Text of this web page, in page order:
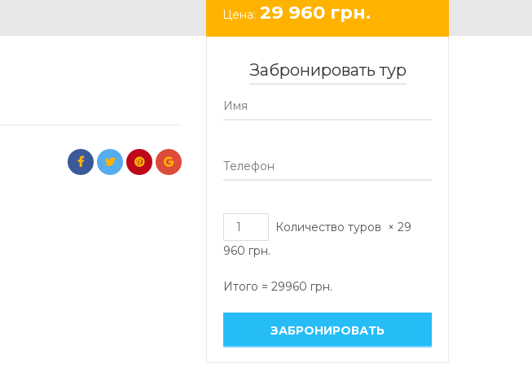
Цена: 29 960 грн.
Забронировать тур
Количество туров ×29
960 грн.
Итого =29960 грн.